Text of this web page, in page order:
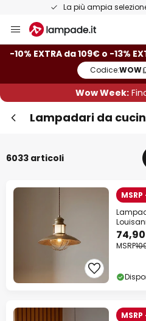
Resi
Salta
al
contenuto
-10% EXTRA da 109€ o -13%
Codice:WOW
Wow Week:
Lampadari da
6033 articoli
MSRP